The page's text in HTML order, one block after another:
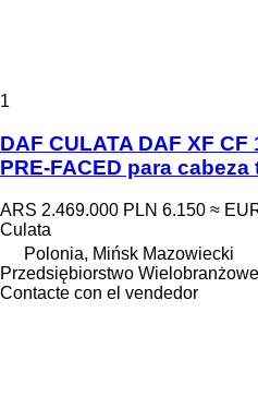
1
DAF CULATA DAF XF CF
PRE-FACED para cabeza
ARS 2.469.000 PLN 6.150 ≈
Culata
Polonia, Mińsk Mazowiecki
Przedsiębiorstwo
Contacte con el vendedor